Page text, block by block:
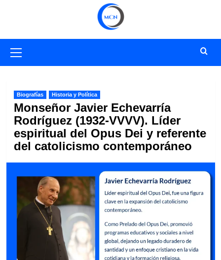
primario
Biografías Historia y Política
Monseñor Javier Echevarría
Rodríguez (1932-VVVV). Líder
espiritual del Opus Dei y referente
del catolicismo contemporáneo